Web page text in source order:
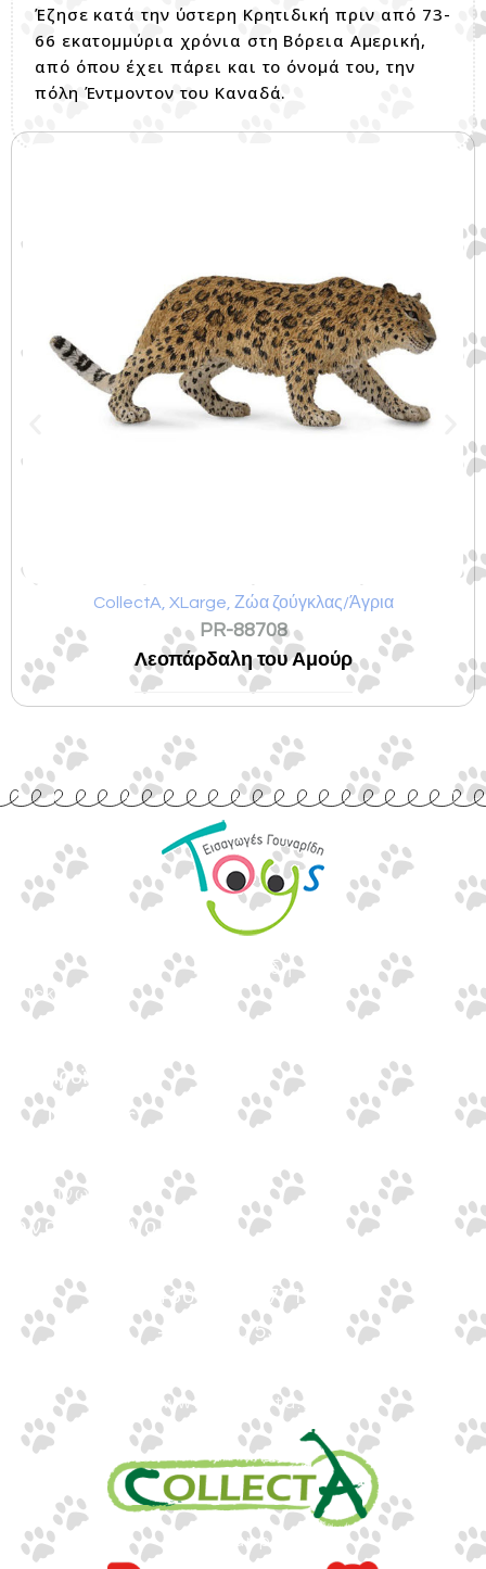
Έζησε κατά την ύστερη Κρητιδική πριν από 73-
66 εκατομμύρια χρόνια στη Βόρεια Αμερική,
από όπου έχει πάρει και το όνομά του, την
πόλη Έντμοντον του Καναδά.
CollectA XLarge Ζώα ζούγκλας/Άγρια
PR-88708
Λεοπάρδαλη του Αμούρ
Γουναρίδη
Quick Links
Προϊόντα
Τράπεζες
Επικοινωνία
Ιωνος Δραγούμη 14
+30 2310 277104
+30 2310 551560
www.collecta.gr
www.rappa.gr